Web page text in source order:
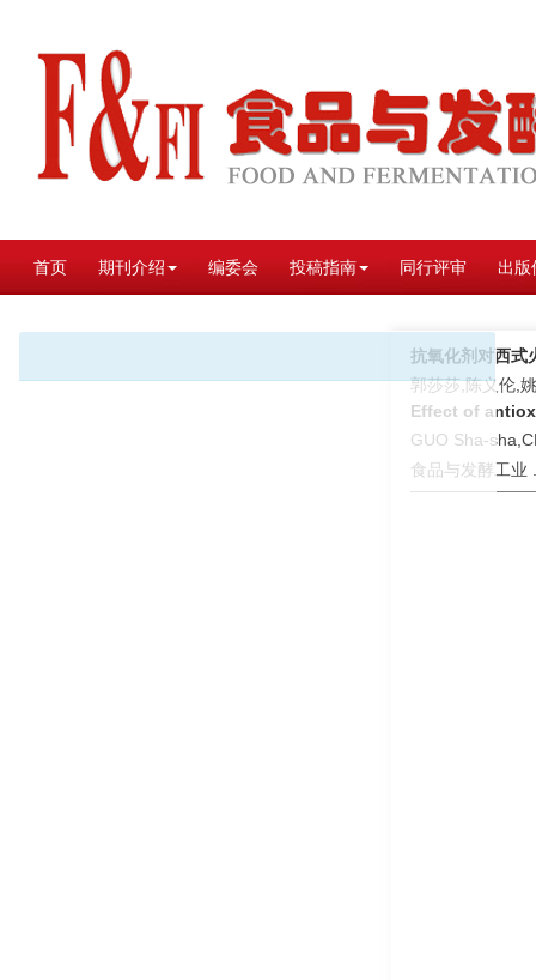
首页 期刊介绍 编委会 投稿指南 同行评审 出版
抗氧化剂对西式
郭莎莎,陈义伦,
Effect of
GUO Sha-
食品与发酵工业